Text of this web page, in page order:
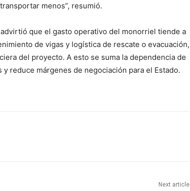
menos”, resumió.
que el gasto operativo del monorriel tiende a
de vigas y logística de rescate o evacuación,
del proyecto. A esto se suma la dependencia de
reduce márgenes de negociación para el Estado.
Next article